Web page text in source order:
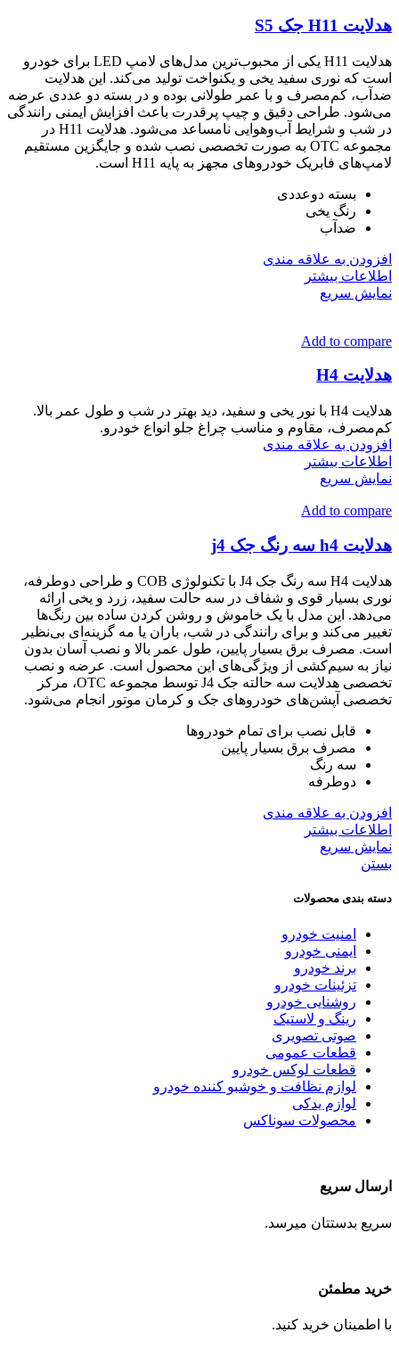
هدلایت H11 جک S5
هدلایت H11 یکی از محبوب‌ترین مدل‌های لامپ LED برای خودرو
است که نوری سفید یخی و یکنواخت تولید می‌کند. این هدلایت
ضدآب، کم‌مصرف و با عمر طولانی بوده و در بسته دو عددی عرضه
می‌شود. طراحی دقیق و چیپ پرقدرت باعث افزایش ایمنی رانندگی
در شب و شرایط آب‌وهوایی نامساعد می‌شود. هدلایت H11 در
مجموعه OTC به صورت تخصصی نصب شده و جایگزین مستقیم
لامپ‌های فابریک خودروهای مجهز به پایه H11 است.
بسته دوعددی
رنگ یخی
ضدآب
افزودن به علاقه مندی
اطلاعات بیشتر
نمایش سریع
Add to compare
هدلایت H4
هدلایت H4 با نور یخی و سفید، دید بهتر در شب و طول عمر بالا.
کم‌مصرف، مقاوم و مناسب چراغ جلو انواع خودرو.
افزودن به علاقه مندی
اطلاعات بیشتر
نمایش سریع
Add to compare
هدلایت h4 سه رنگ جک j4
هدلایت H4 سه رنگ جک J4 با تکنولوژی COB و طراحی دوطرفه،
نوری بسیار قوی و شفاف در سه حالت سفید، زرد و یخی ارائه
می‌دهد. این مدل با یک خاموش و روشن کردن ساده بین رنگ‌ها
تغییر می‌کند و برای رانندگی در شب، باران یا مه گزینه‌ای بی‌نظیر
است. مصرف برق بسیار پایین، طول عمر بالا و نصب آسان بدون
نیاز به سیم‌کشی از ویژگی‌های این محصول است. عرضه و نصب
تخصصی هدلایت سه حالته جک J4 توسط مجموعه OTC، مرکز
تخصصی آپشن‌های خودروهای جک و کرمان موتور انجام می‌شود.
قابل نصب برای تمام خودروها
مصرف برق بسیار پایین
سه رنگ
دوطرفه
افزودن به علاقه مندی
اطلاعات بیشتر
نمایش سریع
بستن
دسته بندی محصولات
امنیت خودرو
ایمنی خودرو
برند خودرو
تزئینات خودرو
روشنایی خودرو
رینگ و لاستیک
صوتی تصویری
قطعات عمومی
قطعات لوکس خودرو
لوازم نظافت و خوشبو کننده خودرو
لوازم یدکی
محصولات سوناکس
ارسال سریع
سریع بدستتان میرسد.
خرید مطمئن
با اطمینان خرید کنید.